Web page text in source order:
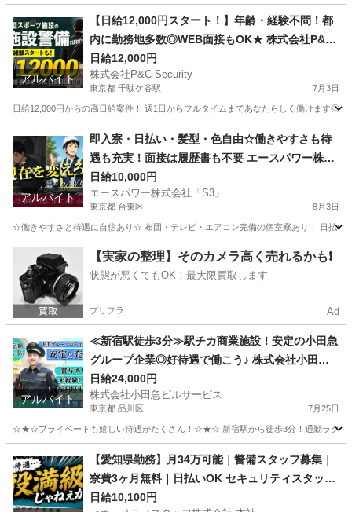
アルバイト
【日給12,000円スタート！】年齢・経験不問！都
内に勤務地多数◎WEB面接もOK★ 株式会社P&C
Security 千駄ヶ谷
日給12,000円
株式会社P&C Security
東京都 千駄ケ谷駅 7月3日
日給12,000円からの高日給案件！ 週1日からフルタイムまであなたらしく働けます◎
千駄ケ谷駅 警備員 65歳
アルバイト
即入寮・日払い・髪型・色自由☆働きやすさも待
遇も充実！面接は履歴書も不要 エースパワー株式
会社「S3」 浅草
日給10,000円
エースパワー株式会社「S3」
東京都 台東区 8月3日
☆働きやすさと待遇に自信あり☆ 布団・テレビ・エアコン完備の個室寮あり！ 日払
警備員
【実家の整理】そのカメラ高く売れるかも❗️
状態が悪くてもOK！最大限買取します
プリフラ Ad
アルバイト
≪新宿駅徒歩3分≫駅チカ商業施設！安定の小田急
グループ企業◎好待遇で働こう♪ 株式会社小田急
ビルサービス 品川
日給24,000円
株式会社小田急ビルサービス
東京都 品川区 7月25日
☆★☆プライベートも嬉しい待遇がたくさん！☆★☆ 新宿駅から徒歩3分！通勤ラクラ
警備員
【愛知県勤務】月34万可能｜警備スタッフ募集｜
寮費3ヶ月無料｜日払いOK セキュリティスタッフ
株式会社 本社 新城
日給10,100円